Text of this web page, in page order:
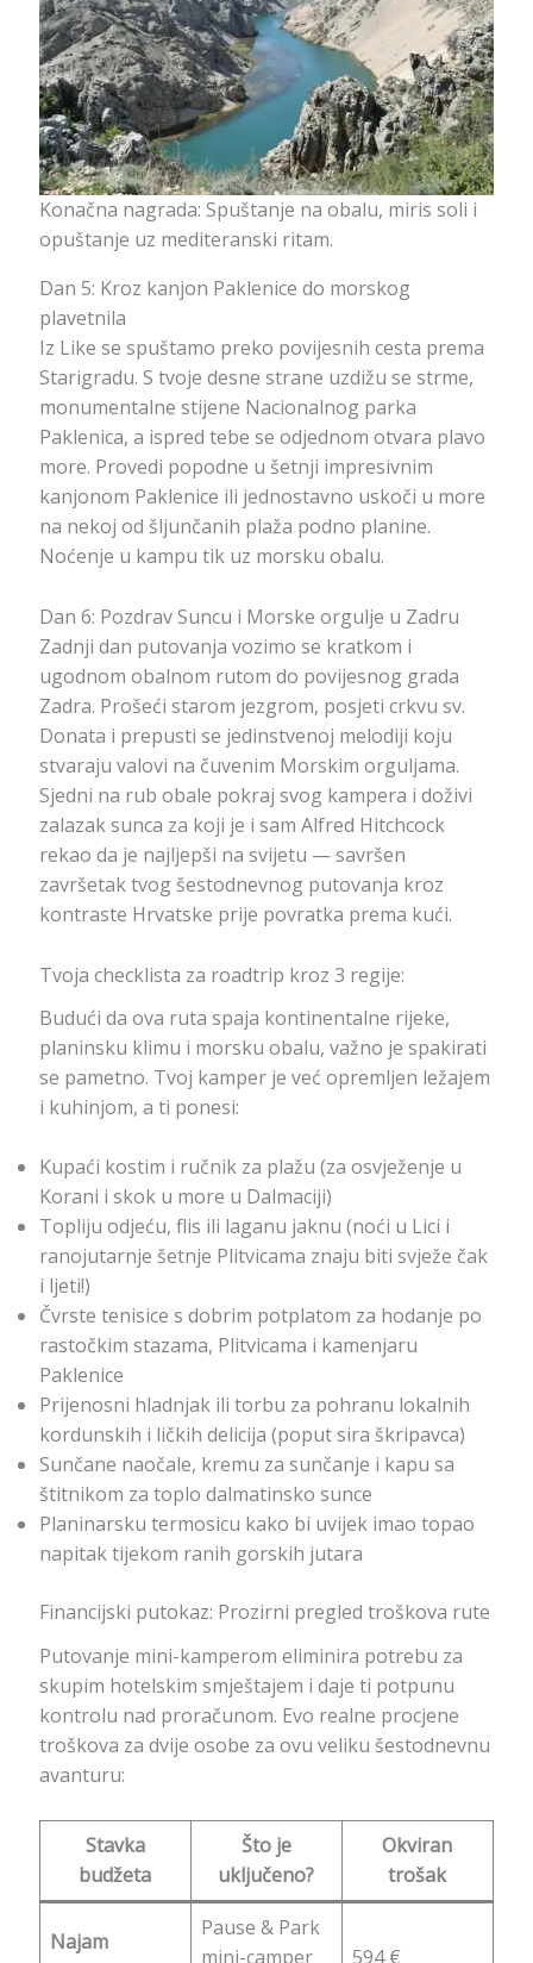
Konačna nagrada: Spuštanje na obalu, miris soli i
opuštanje uz mediteranski ritam.
Dan 5: Kroz kanjon Paklenice do morskog
plavetnila
Iz Like se spuštamo preko povijesnih cesta prema
Starigradu. S tvoje desne strane uzdižu se strme,
monumentalne stijene Nacionalnog parka
Paklenica, a ispred tebe se odjednom otvara plavo
more. Provedi popodne u šetnji impresivnim
kanjonom Paklenice ili jednostavno uskoči u more
na nekoj od šljunčanih plaža podno planine.
Noćenje u kampu tik uz morsku obalu.
Dan 6: Pozdrav Suncu i Morske orgulje u Zadru
Zadnji dan putovanja vozimo se kratkom i
ugodnom obalnom rutom do povijesnog grada
Zadra. Prošeći starom jezgrom, posjeti crkvu sv.
Donata i prepusti se jedinstvenoj melodiji koju
stvaraju valovi na čuvenim Morskim orguljama.
Sjedni na rub obale pokraj svog kampera i doživi
zalazak sunca za koji je i sam Alfred Hitchcock
rekao da je najljepši na svijetu — savršen
završetak tvog šestodnevnog putovanja kroz
kontraste Hrvatske prije povratka prema kući.
Tvoja checklista za roadtrip kroz 3 regije:
Budući da ova ruta spaja kontinentalne rijeke,
planinsku klimu i morsku obalu, važno je spakirati
se pametno. Tvoj kamper je već opremljen ležajem
i kuhinjom, a ti ponesi:
Kupaći kostim i ručnik za plažu (za osvježenje u
Korani i skok u more u Dalmaciji)
Topliju odjeću, flis ili laganu jaknu (noći u Lici i
ranojutarnje šetnje Plitvicama znaju biti svježe čak
i ljeti!)
Čvrste tenisice s dobrim potplatom za hodanje po
rastočkim stazama, Plitvicama i kamenjaru
Paklenice
Prijenosni hladnjak ili torbu za pohranu lokalnih
kordunskih i ličkih delicija (poput sira škripavca)
Sunčane naočale, kremu za sunčanje i kapu sa
štitnikom za toplo dalmatinsko sunce
Planinarsku termosicu kako bi uvijek imao topao
napitak tijekom ranih gorskih jutara
Financijski putokaz: Prozirni pregled troškova rute
Putovanje mini-kamperom eliminira potrebu za
skupim hotelskim smještajem i daje ti potpunu
kontrolu nad proračunom. Evo realne procjene
troškova za dvije osobe za ovu veliku šestodnevnu
avanturu:
Stavka
budžeta
Što je
uključeno?
Okviran
trošak
Najam
Pause & Park
mini-camper
594 €